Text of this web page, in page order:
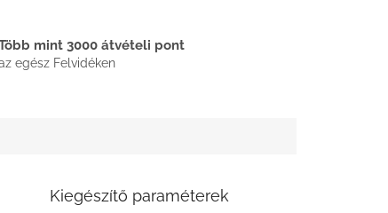
mint 3000 átvételi pont
egész Felvidéken
Kiegészítő paraméterek